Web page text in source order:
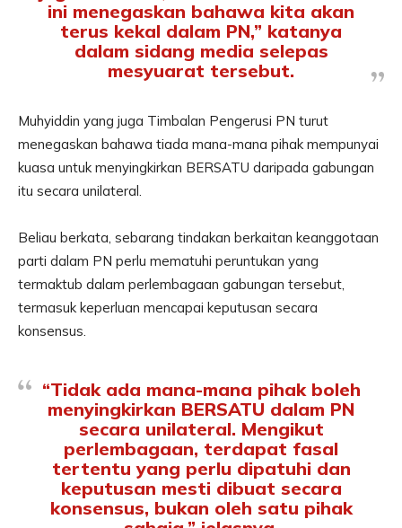
ini menegaskan bahawa kita akan
terus kekal dalam PN,” katanya
dalam sidang media selepas
mesyuarat tersebut.
Muhyiddin yang juga Timbalan Pengerusi PN turut
menegaskan bahawa tiada mana-mana pihak mempunyai
kuasa untuk menyingkirkan BERSATU daripada gabungan
itu secara unilateral.
Beliau berkata, sebarang tindakan berkaitan keanggotaan
parti dalam PN perlu mematuhi peruntukan yang
termaktub dalam perlembagaan gabungan tersebut,
termasuk keperluan mencapai keputusan secara
konsensus.
“Tidak ada mana-mana pihak boleh
menyingkirkan BERSATU dalam PN
secara unilateral. Mengikut
perlembagaan, terdapat fasal
tertentu yang perlu dipatuhi dan
keputusan mesti dibuat secara
konsensus, bukan oleh satu pihak